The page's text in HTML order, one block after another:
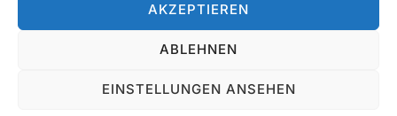
AKZEPTIEREN
ABLEHNEN
EINSTELLUNGEN ANSEHEN